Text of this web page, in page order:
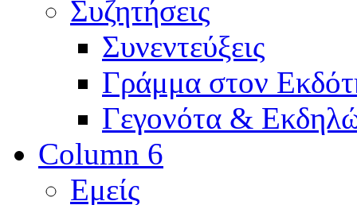
Συζητήσεις
Συνεντεύξεις
Γράμμα στον
Γεγονότα &
Column 6
Εμείς